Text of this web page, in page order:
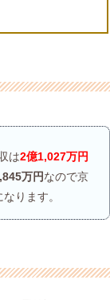
は2億1,027万円
万円なので京
なります。